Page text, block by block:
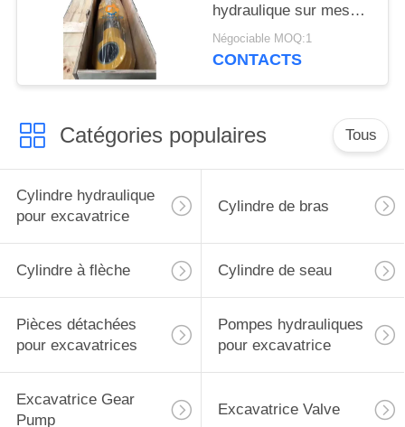
hydraulique sur mesure
avec bouchon de bras
pour excavatrice
Négociable MOQ:1
CONTACTS
Catégories populaires Tous
Cylindre hydraulique
pour excavatrice
Cylindre de bras
Cylindre à flèche Cylindre de seau
Pièces détachées
pour excavatrices
Pompes hydrauliques
pour excavatrice
Excavatrice Gear
Pump
Excavatrice Valve